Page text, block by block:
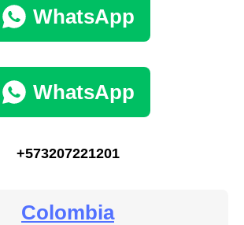
WhatsApp
WhatsApp
+573207221201
Colombia